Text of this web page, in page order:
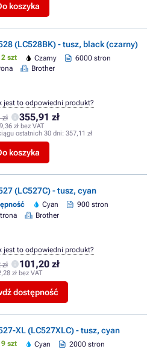
koszyka
(LC528BK) - tusz, black (czarny)
szt Czarny
6000 stron
Brother
355,91 zł
zł bez VAT
ostatnich 30 dni: 357,11 zł
koszyka
jest to odpowiedni produkt?
(LC527C) - tusz, cyan
Cyan
900 stron
Brother
101,20 zł
zł bez VAT
dostępność
jest to odpowiedni produkt?
XL (LC527XLC) - tusz, cyan
szt Cyan
2000 stron